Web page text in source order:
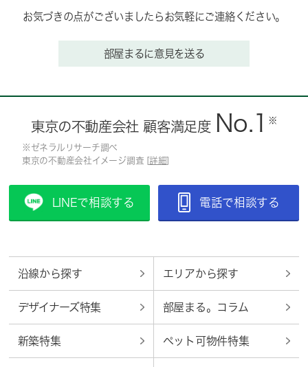
お気づきの点がございましたらお気軽にご連絡ください。
部屋まるに意見を送る
東京の不動産会社 顧客満足度 No.1 ※
※ゼネラルリサーチ調べ
東京の不動産会社イメージ調査 [ 詳細
LINEで相談する 電話で相談する
沿線から探す エリアから探す
デザイナーズ特集 部屋まる。コラム
新築特集 ペット可物件特集